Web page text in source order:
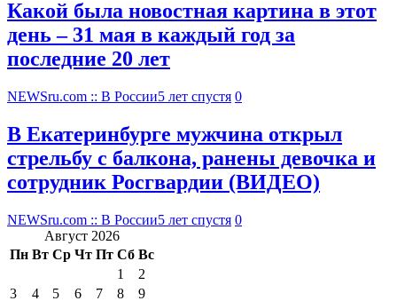
Какой была новостная картина в этот
день – 31 мая в каждый год за
последние 20 лет
NEWSru.com :: В России5 лет спустя 0
В Екатеринбурге мужчина открыл
стрельбу с балкона, ранены девочка и
сотрудник Росгвардии (ВИДЕО)
NEWSru.com :: В России5 лет спустя 0
Август 2026
Пн Вт Ср Чт Пт Сб Вс
1
2
3
4 5 6 7 8
9